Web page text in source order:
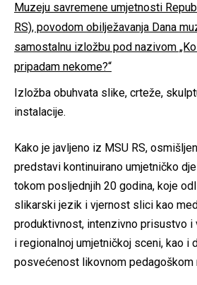
Muzeju savremene umjetnosti
RS), povodom obilježavanja Dana
samostalnu izložbu pod nazivom
pripadam nekome?“
Izložba obuhvata slike, crteže,
instalacije.
Kako je javljeno iz MSU RS,
predstavi kontinuirano umjetničko
tokom posljednjih 20 godina, koje
slikarski jezik i vjernost slici kao
produktivnost, intenzivno prisustvo i
i regionalnoj umjetničkoj sceni, kao i
posvećenost likovnom pedagoškom